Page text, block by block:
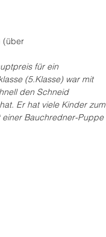
(über
für ein
(5.Klasse) war mit
den Schneid
Er hat viele Kinder zum
Bauchredner-Puppe